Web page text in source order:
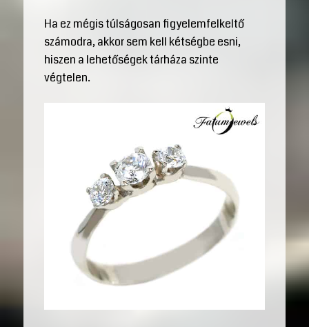
Ha ez mégis túlságosan figyelemfelkeltő
számodra, akkor sem kell kétségbe esni,
hiszen a lehetőségek tárháza szinte
végtelen.